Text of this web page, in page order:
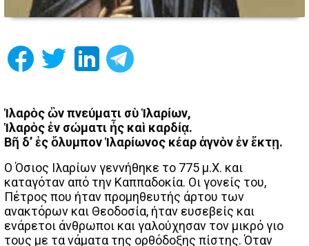
Ἱλαρὸς ὢν πνεύματι σὺ Ἱλαρίων,
Ἱλαρὸς ἐν σώματι ἦς καὶ καρδίᾳ.
Βῆ δ’ ἐς ὄλυμπον Ἱλαρίωνος κέαρ ἁγνὸν ἐν ἕκτῃ.
Ο Όσιος Ιλαρίων γεννήθηκε το 775 μ.Χ. και
καταγόταν από την Καππαδοκία. Οι γονείς του,
Πέτρος που ήταν προμηθευτής άρτου των
ανακτόρων και Θεοδοσία, ήταν ευσεβείς και
ενάρετοι άνθρωποι και γαλούχησαν τον μικρό γιο
τους με τα νάματα της ορθόδοξης πίστης. Όταν